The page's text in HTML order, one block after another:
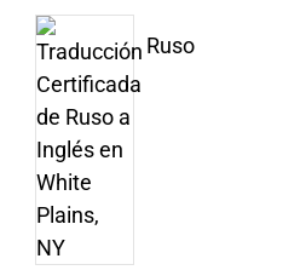
Ruso